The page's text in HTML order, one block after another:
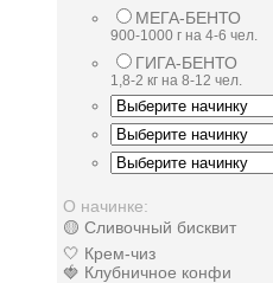
МЕГА-БЕНТО
900-1000 г на 4-6 чел.
ГИГА-БЕНТО
1,8-2 кг на 8-12 чел.
О начинке:
🟡 Сливочный бисквит
🤍 Крем-чиз
🍓 Клубничное конфи